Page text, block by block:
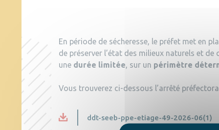
En période de sécheresse, le préfet met en
de préserver l’état des milieux naturels et
une durée limitée , sur un périmètre
Vous trouverez ci-dessous l’arrêté
ddt-seeb-ppe-etiage-49-2026-06(1)